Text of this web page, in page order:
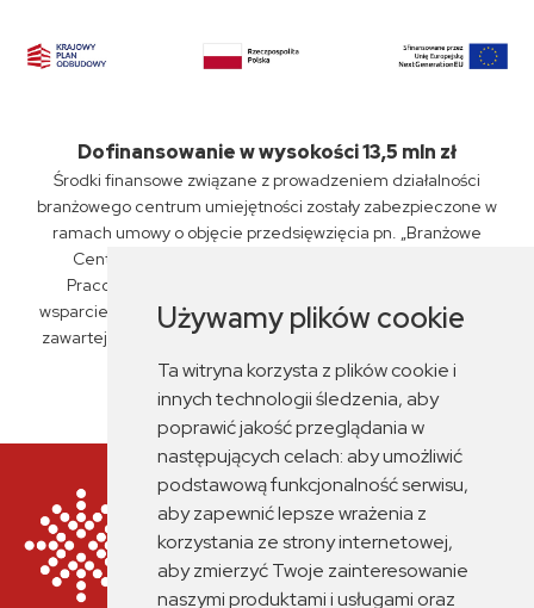
Używamy plików cookie
Ta witryna korzysta z plików cookie i
innych technologii śledzenia, aby
poprawić jakość przeglądania w
następujących celach:aby umożliwić
podstawową funkcjonalność serwisu,
aby zapewnić lepsze wrażenia z
korzystania ze strony internetowej,
aby zmierzyć Twoje zainteresowanie
naszymi produktami i usługami oraz
Dofinansowanie w wysokości 13,5 mln zł
Środki finansowe związane z prowadzeniem działalności
branżowego centrum umiejętności zostały zabezpieczone w
ramach umowy o objęcie przedsięwzięcia pn. „Branżowe
Centrum Umiejętności „PKP Intercity” S.A., Związku
Pracodawców Kolejowych oraz ZSP nr 6 w Siedlcach"
wsparciem z planu rozwojowego nr KPO/22/1/BCU/U/0029,
zawartej przez Miasto Siedlce z Fundacją Rozwoju Systemu
Edukacji dnia 14 czerwca 2023 r.